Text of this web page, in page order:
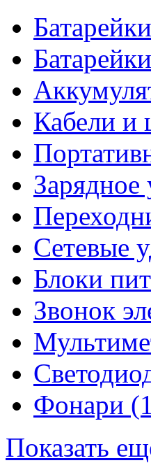
Батарейки
Кабели
Зарядное
Сетевые
Блоки
Звонок
Фонари
Показать